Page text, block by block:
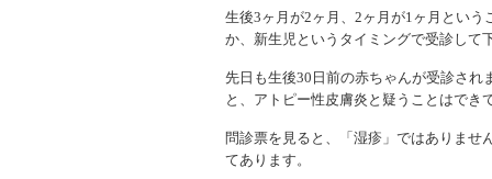
生後3ヶ月が2ヶ月、2ヶ月が1ヶ月とい
か、新生児というタイミングで受診して
先日も生後30日前の赤ちゃんが受診され
と、アトピー性皮膚炎と疑うことはでき
問診票を見ると、「湿疹」ではありませ
てあります。